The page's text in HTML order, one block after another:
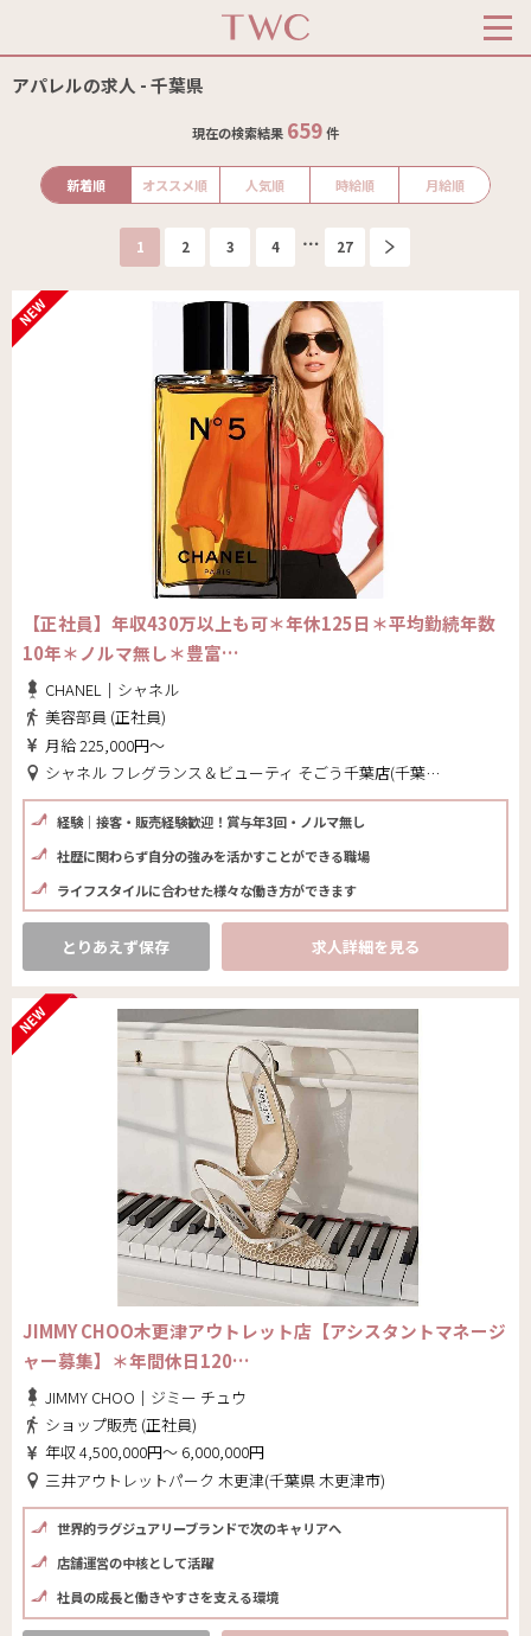
アパレルの求人 - 千葉県
現在の検索結果 659件
新着順 オススメ順 人気順 時給順 月給順
1 2 3 4 27
【正社員】年収430万以上も可＊年休125日＊平均勤続年数
10年＊ノルマ無し＊豊富…
CHANEL｜シャネル
美容部員 (正社員)
月給 225,000円～
シャネル フレグランス＆ビューティ そごう千葉店(千葉県 千葉市中央区)
経験｜接客・販売経験歓迎！賞与年3回・ノルマ無し
社歴に関わらず自分の強みを活かすことができる職場
ライフスタイルに合わせた様々な働き方ができます
とりあえず保存 求人詳細を見る
JIMMY CHOO木更津アウトレット店【アシスタントマネージ
ャー募集】＊年間休日120…
JIMMY CHOO｜ジミー チュウ
ショップ販売 (正社員)
年収 4,500,000円～ 6,000,000円
三井アウトレットパーク 木更津(千葉県 木更津市)
世界的ラグジュアリーブランドで次のキャリアへ
店舗運営の中核として活躍
社員の成長と働きやすさを支える環境